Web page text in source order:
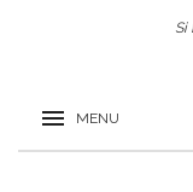
Si